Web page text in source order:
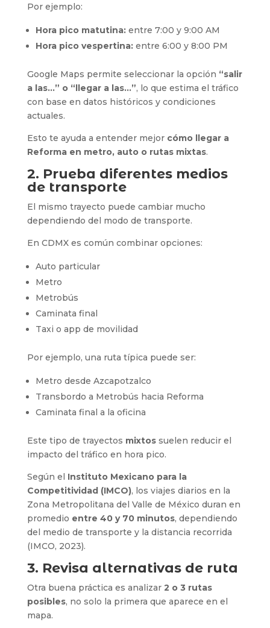
Por ejemplo:
Hora pico matutina:entre 7:00 y 9:00 AM
Hora pico vespertina:entre 6:00 y 8:00 PM
Google Maps permite seleccionar la opción “salir
a las…” o “llegar a las…”, lo que estima el tráfico
con base en datos históricos y condiciones
actuales.
Esto te ayuda a entender mejor cómo llegar a
Reforma en metro, auto o rutas mixtas.
2. Prueba diferentes medios
de transporte
El mismo trayecto puede cambiar mucho
dependiendo del modo de transporte.
En CDMX es común combinar opciones:
Auto particular
Metro
Metrobús
Caminata final
Taxi o app de movilidad
Por ejemplo, una ruta típica puede ser:
Metro desde Azcapotzalco
Transbordo a Metrobús hacia Reforma
Caminata final a la oficina
Este tipo de trayectos mixtossuelen reducir el
impacto del tráfico en hora pico.
Según el Instituto Mexicano para la
Competitividad (IMCO), los viajes diarios en la
Zona Metropolitana del Valle de México duran en
promedio entre 40 y 70 minutos, dependiendo
del medio de transporte y la distancia recorrida
(IMCO, 2023).
3. Revisa alternativas de ruta
Otra buena práctica es analizar 2 o 3 rutas
posibles, no solo la primera que aparece en el
mapa.